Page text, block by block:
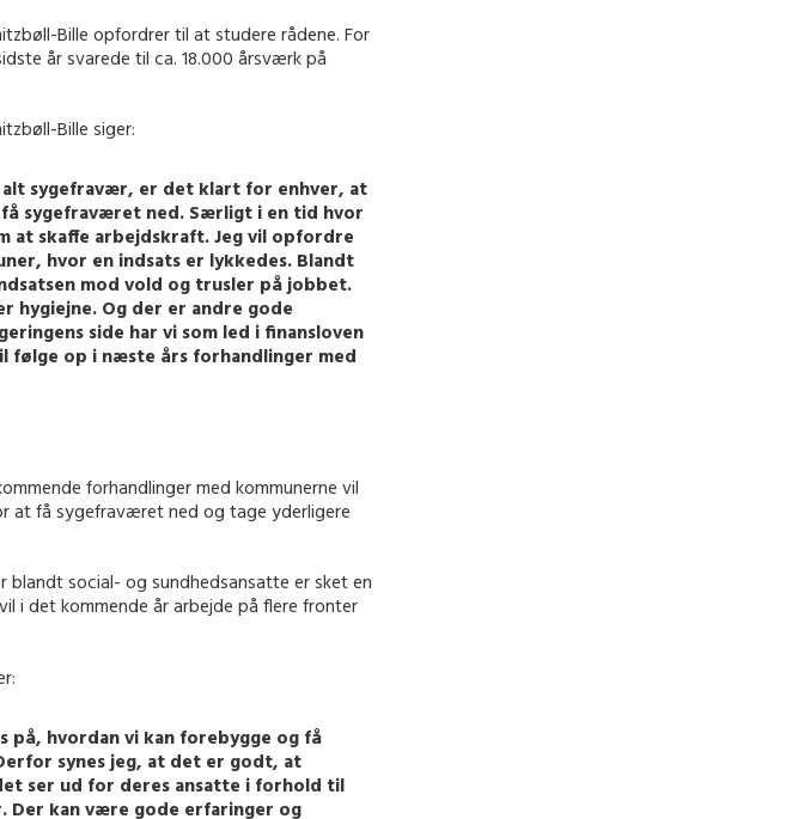
Bille opfordrer til at studere rådene. For
år svarede til ca. 18.000 årsværk på
Bille siger:
sygefravær, er det klart for enhver, at
sygefraværet ned. Særligt i en tid hvor
skaffe arbejdskraft. Jeg vil opfordre
hvor en indsats er lykkedes. Blandt
mod vold og trusler på jobbet.
hygiejne. Og der er andre gode
side har vi som led i finansloven
følge op i næste års forhandlinger med
forhandlinger med kommunerne vil
at få sygefraværet ned og tage yderligere
blandt social- og sundhedsansatte er sket en
i det kommende år arbejde på flere fronter
på, hvordan vi kan forebygge og få
synes jeg, at det er godt, at
ser ud for deres ansatte i forhold til
Der kan være gode erfaringer og